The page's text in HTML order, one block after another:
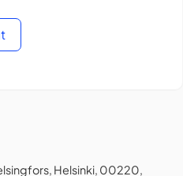
Helsinki, 00220,